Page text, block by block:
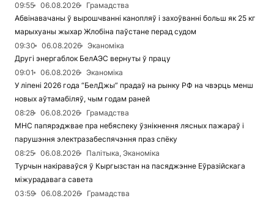
09:55 06.08.2026
Грамадства
Абвінавачаны ў вырошчванні канопляў і захоўванні больш як 25 кг
марыхуаны жыхар Жлобіна паўстане перад судом
09:30
06.08.2026
Эканоміка
Другі энергаблок БелАЭС вернуты ў працу
09:01
06.08.2026
Эканоміка
У ліпені 2026 года “БелДжы” прадаў на рынку РФ на чвэрць менш
новых аўтамабіляў, чым годам раней
08:28
06.08.2026
Грамадства
МНС папярэджвае пра небяспеку ўзнікнення лясных пажараў і
парушэння электразабеспячэння праз спёку
08:25
06.08.2026
Палітыка, Эканоміка
Турчын накіраваўся ў Кыргызстан на пасяджэнне Еўразійскага
міжурадавага савета
03:59
06.08.2026
Грамадства